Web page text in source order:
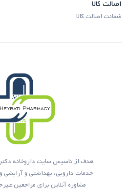
اصالت کالا
ضمانت اصالت کالا
هدف از تاسیس سایت داروخانه
خدمات دارویی، بهداشتی و آرایشی
مشاوره آنلاین برای مراجعین